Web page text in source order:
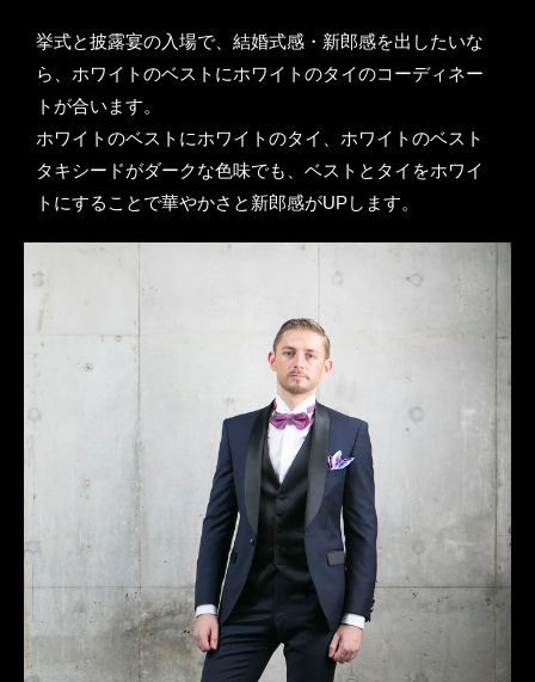
挙式と披露宴の入場で、結婚式感・新郎感を出したいな
ら、ホワイトのベストにホワイトのタイのコーディネー
トが合います。
ホワイトのベストにホワイトのタイ、ホワイトのベスト
タキシードがダークな色味でも、ベストとタイをホワイ
トにすることで華やかさと新郎感がUPします。